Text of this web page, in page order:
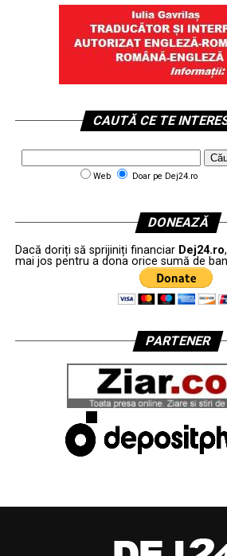
CAUTĂ CE TE
Web Doar pe Dej24.ro
DONEAZĂ
Dacă doriți să sprijiniți financiar Dej24.ro
mai jos pentru a dona orice sumă de
PARTENER